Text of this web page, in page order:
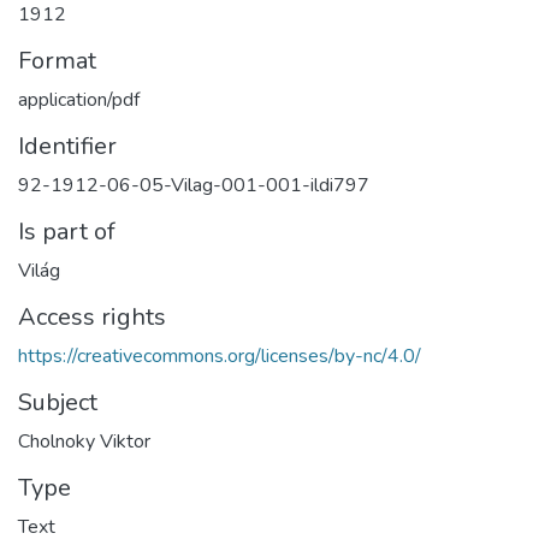
1912
Format
application/pdf
Identifier
92-1912-06-05-Vilag-001-001-ildi797
Is part of
Világ
Access rights
https://creativecommons.org/licenses/by-nc/4.0/
Subject
Cholnoky Viktor
Type
Text